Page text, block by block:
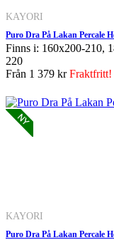
KAYORI
Puro Dra På Lakan Percale
Finns i: 160x200-210,
220
Från 1 379 krFraktfritt!
KAYORI
Puro Dra På Lakan Percale